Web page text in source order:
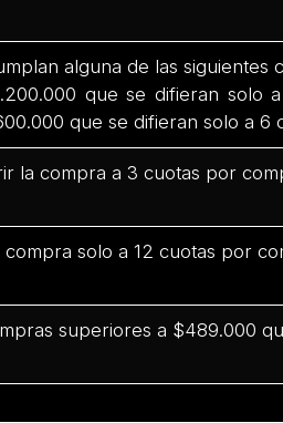
alguna de las siguientes
que se difieran solo
que se difieran solo a 6
la compra a 3 cuotas por
solo a 12 cuotas por
superiores a $489.000